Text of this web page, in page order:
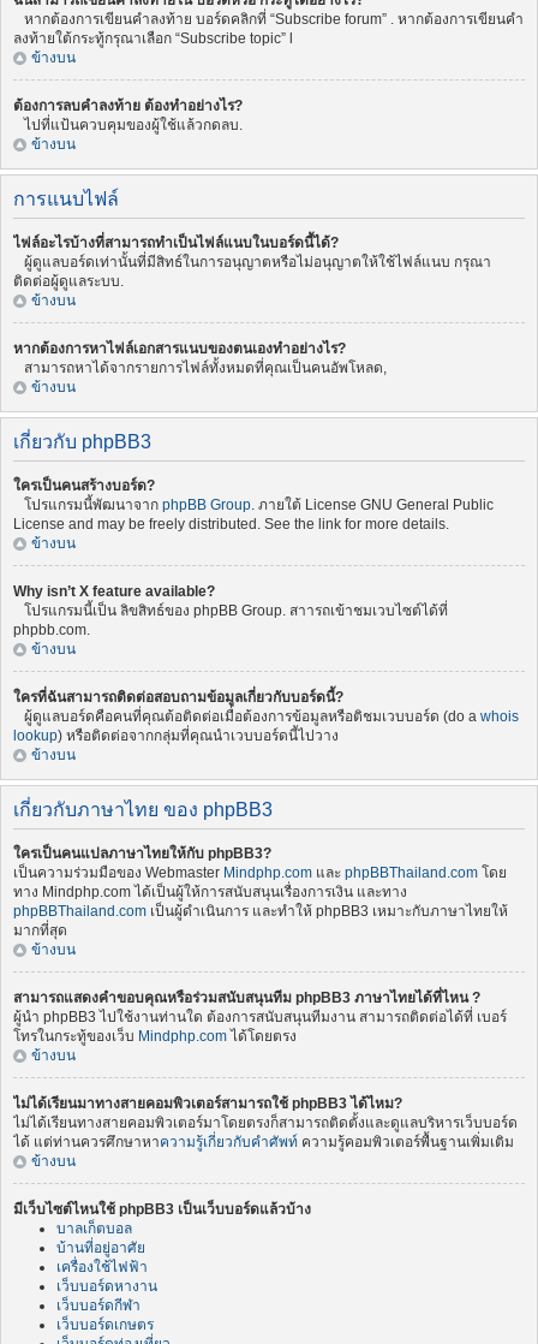
หากต้องการเขียนคำลงท้าย บอร์ดคลิกที่ “Subscribe forum” . หากต้องการเขียนคำ
ลงท้ายใต้กระทู้กรุณาเลือก “Subscribe topic” l
ข้างบน
ต้องการลบคำลงท้าย ต้องทำอย่างไร?
ไปที่แป้นควบคุมของผู้ใช้แล้วกดลบ.
ข้างบน
การแนบไฟล์
ไฟล์อะไรบ้างที่สามารถทำเป็นไฟล์แนบในบอร์ดนี้ได้?
ผู้ดูแลบอร์ดเท่านั้นที่มีสิทธ์ในการอนุญาตหรือไม่อนุญาตให้ใช้ไฟล์แนบ กรุณา
ติดต่อผู้ดูแลระบบ.
ข้างบน
หากต้องการหาไฟล์เอกสารแนบของตนเองทำอย่างไร?
สามารถหาได้จากรายการไฟล์ทั้งหมดที่คุณเป็นคนอัพโหลด,
ข้างบน
เกี่ยวกับ phpBB3
ใครเป็นคนสร้างบอร์ด?
โปรแกรมนี้พัฒนาจาก phpBB Group. ภายใต้ License GNU General Public
License and may be freely distributed. See the link for more details.
ข้างบน
Why isn’t X feature available?
โปรแกรมนี้เป็น ลิขสิทธ์ของ phpBB Group. สาารถเข้าชมเวบไซต์ได้ที่
phpbb.com.
ข้างบน
ใครที่ฉันสามารถติดต่อสอบถามข้อมูลเกี่ยวกับบอร์ดนี้?
ผู้ดูแลบอร์ดคือคนที่คุณต้อติดต่อเมื่อต้องการข้อมูลหรือติชมเวบบอร์ด (do a whois
lookup) หรือติดต่อจากกลุ่มที่คุณนำเวบบอร์ดนี้ไปวาง
ข้างบน
เกี่ยวกับภาษาไทย ของ phpBB3
ใครเป็นคนแปลภาษาไทยให้กับ phpBB3?
เป็นความร่วมมือของ Webmaster Mindphp.com และ phpBBThailand.com โดย
ทาง Mindphp.com ได้เป็นผู้ให้การสนับสนุนเรื่องการเงิน และทาง
phpBBThailand.com เป็นผู้ดำเนินการ และทำให้ phpBB3 เหมาะกับภาษาไทยให้
มากที่สุด
ข้างบน
สามารถแสดงคำขอบคุณหรือร่วมสนับสนุนทีม phpBB3 ภาษาไทยได้ที่ไหน ?
ผู้นำ phpBB3 ไปใช้งานท่านใด ต้องการสนับสนุนทีมงาน สามารถติดต่อได้ที่ เบอร์
โทรในกระทู้ของเว็บ Mindphp.com ได้โดยตรง
ข้างบน
ไม่ได้เรียนมาทางสายคอมพิวเตอร์สามารถใช้ phpBB3 ได้ไหม?
ไม่ได้เรียนทางสายคอมพิวเตอร์มาโดยตรงก็สามารถติดตั้งและดูแลบริหารเว็บบอร์ด
ได้ แต่ท่านควรศึกษาหาความรู้เกี่ยวกับคำศัพท์ ความรู้คอมพิวเตอร์พื้นฐานเพิ่มเติม
ข้างบน
มีเว็บไซต์ไหนใช้ phpBB3 เป็นเว็บบอร์ดแล้วบ้าง
บาลเก็ตบอล
บ้านที่อยู่อาศัย
เครื่องใช้ไฟฟ้า
เว็บบอร์ดหางาน
เว็บบอร์ดกีฬา
เว็บบอร์ดเกษตร